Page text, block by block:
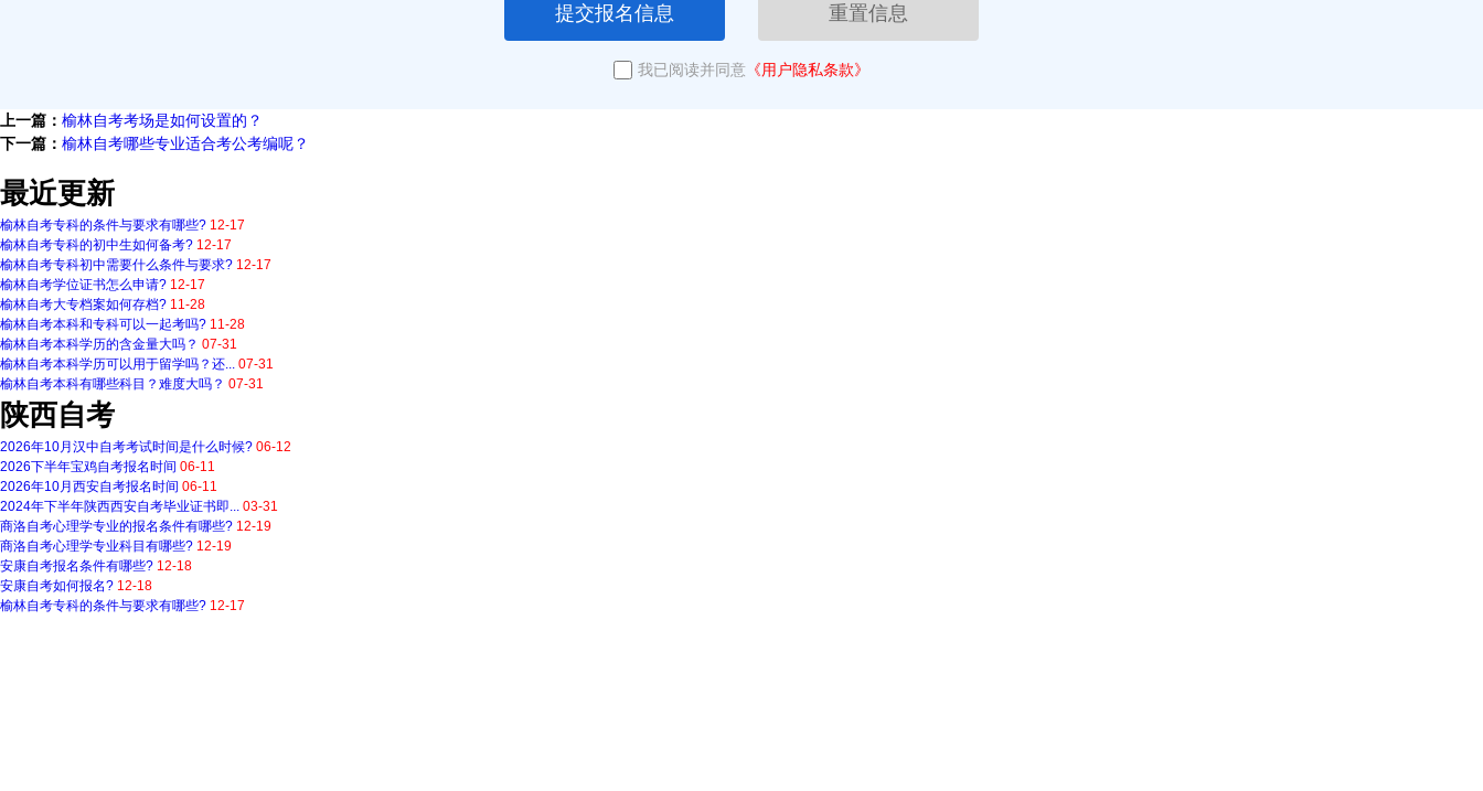
提交报名信息 重置信息
我已阅读并同意 《用户隐私条款》
上一篇： 榆林自考考场是如何设置的？
下一篇： 榆林自考哪些专业适合考公考编呢？
最近更新
榆林自考专科的条件与要求有哪些? 12-17
榆林自考专科的初中生如何备考? 12-17
榆林自考专科初中需要什么条件与要求? 12-17
榆林自考学位证书怎么申请? 12-17
榆林自考大专档案如何存档? 11-28
榆林自考本科和专科可以一起考吗? 11-28
榆林自考本科学历的含金量大吗？ 07-31
榆林自考本科学历可以用于留学吗？还...
07-31
榆林自考本科有哪些科目？难度大吗？ 07-31
陕西自考
2026年10月汉中自考考试时间是什么时候? 06-12
2026下半年宝鸡自考报名时间 06-11
2026年10月西安自考报名时间 06-11
2024年下半年陕西西安自考毕业证书即...
03-31
商洛自考心理学专业的报名条件有哪些? 12-19
商洛自考心理学专业科目有哪些? 12-19
安康自考报名条件有哪些? 12-18
安康自考如何报名​? 12-18
榆林自考专科的条件与要求有哪些? 12-17